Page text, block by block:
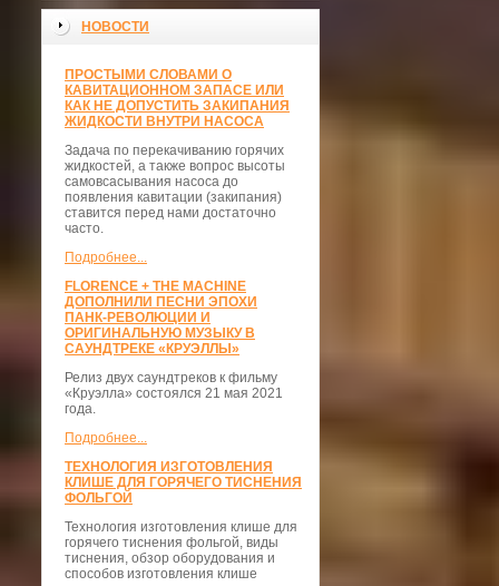
НОВОСТИ
ПРОСТЫМИ СЛОВАМИ О
КАВИТАЦИОННОМ ЗАПАСЕ ИЛИ
КАК НЕ ДОПУСТИТЬ ЗАКИПАНИЯ
ЖИДКОСТИ ВНУТРИ НАСОСА
Задача по перекачиванию горячих
жидкостей, а также вопрос высоты
самовсасывания насоса до
появления кавитации (закипания)
ставится перед нами достаточно
часто.
Подробнее...
FLORENCE + THE MACHINE
ДОПОЛНИЛИ ПЕСНИ ЭПОХИ
ПАНК-РЕВОЛЮЦИИ И
ОРИГИНАЛЬНУЮ МУЗЫКУ В
САУНДТРЕКЕ «КРУЭЛЛЫ»
Релиз двух саундтреков к фильму
«Круэлла» состоялся 21 мая 2021
года.
Подробнее...
ТЕХНОЛОГИЯ ИЗГОТОВЛЕНИЯ
КЛИШЕ ДЛЯ ГОРЯЧЕГО ТИСНЕНИЯ
ФОЛЬГОЙ
Технология изготовления клише для
горячего тиснения фольгой, виды
тиснения, обзор оборудования и
способов изготовления клише